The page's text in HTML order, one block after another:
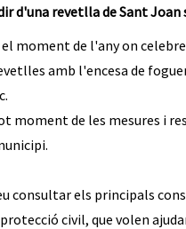
d'una revetlla de Sant Joan
moment de l'any on
amb l'encesa de
moment de les mesures i
consultar els principals
civil, que volen